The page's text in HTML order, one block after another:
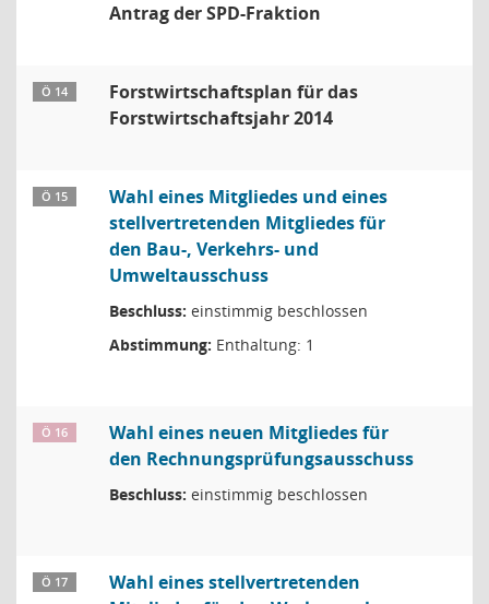
Antrag der SPD-Fraktion
Ö 14
Forstwirtschaftsplan für das
Forstwirtschaftsjahr 2014
Ö 15
Wahl eines Mitgliedes und eines
stellvertretenden Mitgliedes für
den Bau-, Verkehrs- und
Umweltausschuss
Beschluss: einstimmig beschlossen
Abstimmung: Enthaltung: 1
Ö 16
Wahl eines neuen Mitgliedes für
den Rechnungsprüfungsausschuss
Beschluss: einstimmig beschlossen
Ö 17
Wahl eines stellvertretenden